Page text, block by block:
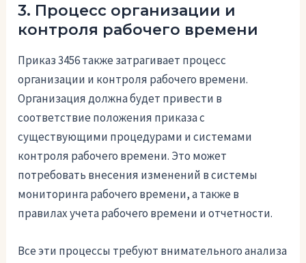
3. Процесс организации и
контроля рабочего времени
Приказ 3456 также затрагивает процесс
организации и контроля рабочего времени.
Организация должна будет привести в
соответствие положения приказа с
существующими процедурами и системами
контроля рабочего времени. Это может
потребовать внесения изменений в системы
мониторинга рабочего времени, а также в
правилах учета рабочего времени и отчетности.
Все эти процессы требуют внимательного анализа